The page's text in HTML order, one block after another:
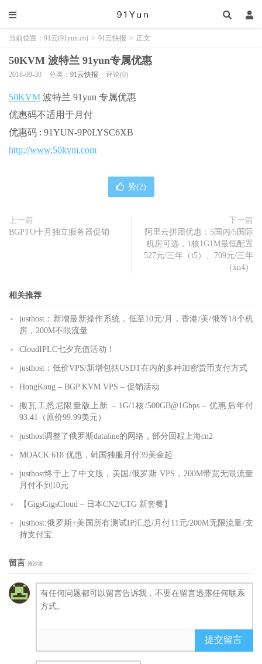
当前位置： 91云(91yun.co) > 91云快报 > 正文
50KVM 波特兰 91yun专属优惠
2018-09-30 分类： 91云快报 评论(0)
50KVM 波特兰 91yun 专属优惠
优惠码不适用于月付
优惠码 : 91YUN-9P0LYSC6XB
http://www.50kvm.com
赞(2)
上一篇
BGPTO十月独立服务器促销
下一篇
阿里云拼团优惠：5国内/5国际
机房可选，1核1G1M最低配置
527元/三年（t5）、709元/三年
（xn4）
相关推荐
justhost：新增最新操作系统，低至10元/月，香港/美/俄等18个机
房，200M不限流量
CloudIPLC七夕充值活动！
justhost：低价VPS/新增包括USDT在内的多种加密货币支付方式
HongKong – BGP KVM VPS – 促销活动
搬瓦工悉尼限量版上新 – 1G/1核/500GB@1Gbps – 优惠后年付
93.41（原价99.99美元）
justhost调整了俄罗斯dataline的网络，部分回程上海cn2
MOACK 618 优惠，韩国独服月付39美金起
justhost终于上了中文版，美国/俄罗斯 VPS，200M带宽无限流量
月付不到10元
【GigsGigsCloud – 日本CN2/CTG 新套餐】
justhost:俄罗斯+美国所有测试IP汇总/月付11元/200M无限流量/支
持支付宝
留言 抢沙发
提交留言